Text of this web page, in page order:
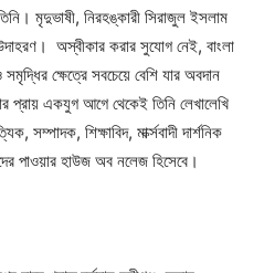
মৃদুভাষী, নিরহঙ্কারী সিরাজুল ইসলাম
অস্বীকার করার সুযোগ নেই, বাংলা
ক্ষেত্রে সবচেয়ে বেশি যার অবদান
প্রায় একযুগ আগে থেকেই তিনি লেখালেখি
শিক্ষাবিদ, মার্ক্সবাদী দার্শনিক
পাওয়ার হাউজ অব নলেজ হিসেবে।